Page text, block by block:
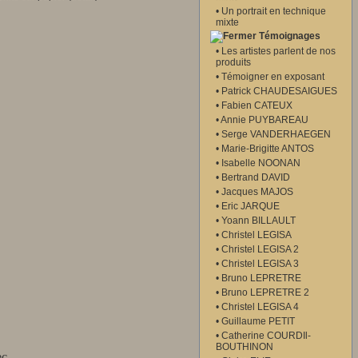
• Un portrait en technique
mixte
Témoignages
• Les artistes parlent de nos
produits
• Témoigner en exposant
• Patrick CHAUDESAIGUES
• Fabien CATEUX
•Annie PUYBAREAU
• Serge VANDERHAEGEN
• Marie-Brigitte ANTOS
• Isabelle NOONAN
• Bertrand DAVID
• Jacques MAJOS
• Eric JARQUE
• Yoann BILLAULT
• Christel LEGISA
• Christel LEGISA 2
• Christel LEGISA 3
• Bruno LEPRETRE
• Bruno LEPRETRE 2
• Christel LEGISA 4
• Guillaume PETIT
• Catherine COURDIl-
BOUTHINON